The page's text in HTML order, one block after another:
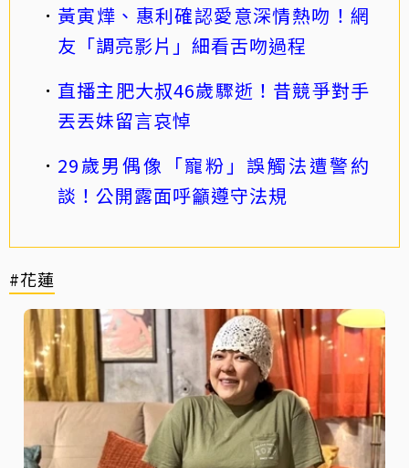
黃寅燁、惠利確認愛意深情熱吻！網
友「調亮影片」細看舌吻過程
直播主肥大叔46歲驟逝！昔競爭對手
丟丟妹留言哀悼
29歲男偶像「寵粉」誤觸法遭警約
談！公開露面呼籲遵守法規
#花蓮